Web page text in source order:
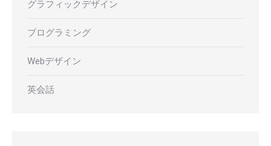
グラフィックデザイン
プログラミング
Webデザイン
英会話